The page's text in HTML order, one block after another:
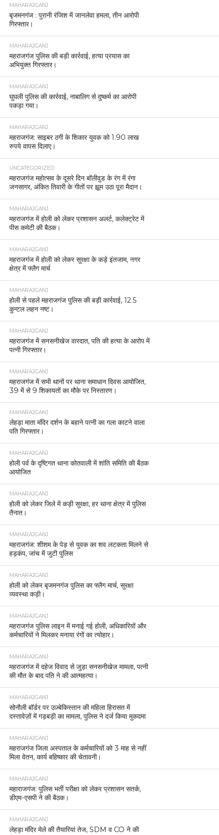
MAHARAJGANJ
बृजमनगंज : पुरानी रंजिश में जानलेवा हमला, तीन आरोपी
गिरफ्तार।
MAHARAJGANJ
महराजगंज पुलिस की बड़ी कार्रवाई, हत्या प्रयास का
अभियुक्त गिरफ्तार।
MAHARAJGANJ
घुघली पुलिस की कार्रवाई, नाबालिग से दुष्कर्म का आरोपी
पकड़ा गया।
MAHARAJGANJ
महराजगंज: साइबर ठगी के शिकार युवक को 1.90 लाख
रुपये वापस दिलाए।
UNCATEGORIZED
महराजगंज महोत्सव के दूसरे दिन बॉलीवुड के रंग में रंगा
जनसागर, अंकित तिवारी के गीतों पर झूम उठा पूरा मैदान।
MAHARAJGANJ
महराजगंज में होली को लेकर प्रशासन अलर्ट, कलेक्ट्रेट में
पीस कमेटी की बैठक।
MAHARAJGANJ
महराजगंज में होली को लेकर सुरक्षा के कड़े इंतजाम, नगर
क्षेत्र में फ्लैग मार्च
MAHARAJGANJ
होली से पहले महराजगंज पुलिस की बड़ी कार्रवाई, 12.5
कुन्टल लहन नष्ट।
MAHARAJGANJ
महराजगंज में सनसनीखेज वारदात, पति की हत्या के आरोप में
पत्नी गिरफ्तार।
MAHARAJGANJ
महराजगंज में सभी थानों पर थाना समाधान दिवस आयोजित,
39 में से 9 शिकायतों का मौके पर निस्तारण।
MAHARAJGANJ
लेहड़ा माता मंदिर दर्शन के बहाने पत्नी का गला काटने वाला
पति गिरफ्तार।
MAHARAJGANJ
होली पर्व के दृष्टिगत थाना कोतवाली में शांति समिति की बैठक
आयोजित
MAHARAJGANJ
होली को लेकर जिले में कड़ी सुरक्षा, हर थाना क्षेत्र में पुलिस
तैनात।
MAHARAJGANJ
महराजगंज: शीशम के पेड़ से युवक का शव लटकता मिलने से
हड़कंप, जांच में जुटी पुलिस
MAHARAJGANJ
होली को लेकर बृजमनगंज पुलिस का फ्लैग मार्च, सुरक्षा
व्यवस्था कड़ी।
MAHARAJGANJ
महराजगंज पुलिस लाइन में मनाई गई होली, अधिकारियों और
कर्मचारियों ने मिलकर मनाया रंगों का त्योहार।
MAHARAJGANJ
महराजगंज में दहेज विवाद से जुड़ा सनसनीखेज मामला, पत्नी
की मौत के बाद पति ने की आत्महत्या।
MAHARAJGANJ
सोनौली बॉर्डर पर उज़्बेकिस्तान की महिला हिरासत में
दस्तावेज़ों में गड़बड़ी का मामला, पुलिस ने दर्ज किया मुकदमा
MAHARAJGANJ
महराजगंज जिला अस्पताल के कर्मचारियों को 3 माह से नहीं
मिला वेतन, कार्य बहिष्कार की चेतावनी।
MAHARAJGANJ
महाराजगंज: पुलिस भर्ती परीक्षा को लेकर प्रशासन सतर्क,
डीएम-एसपी ने की बैठक।
MAHARAJGANJ
लेहड़ा मंदिर मेले की तैयारियां तेज, SDM व CO ने की